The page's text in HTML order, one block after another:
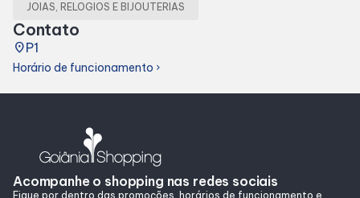
Fique por Dentro
JOIAS, RELOGIOS E BIJOUTERIAS
Contato
placeP1
Horário de funcionamento chevron_right
Acompanhe o shopping nas redes sociais
Fique por dentro das promoções, horários de funcionamento e